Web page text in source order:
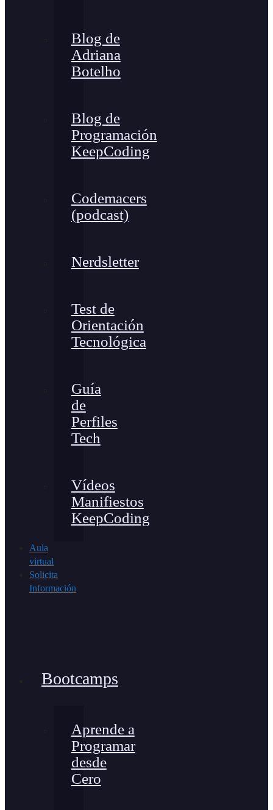
Blog de
Adriana
Botelho
Blog de
Programación
KeepCoding
Codemacers
(podcast)
Nerdsletter
Test de
Orientación
Tecnológica
Guía
de
Perfiles
Tech
Vídeos
Manifiestos
KeepCoding
Aula
virtual
Solicita
Información
Bootcamps
Aprende a
Programar
desde
Cero